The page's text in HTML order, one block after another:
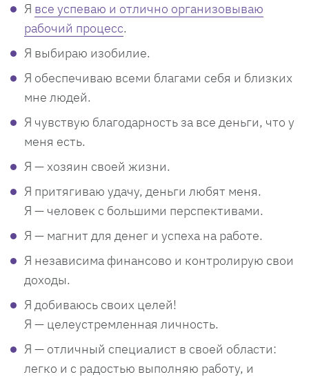
Я все успеваю и отлично организовываю
рабочий процесс.
Я выбираю изобилие.
Я обеспечиваю всеми благами себя и близких
мне людей.
Я чувствую благодарность за все деньги, что у
меня есть.
Я — хозяин своей жизни.
Я притягиваю удачу, деньги любят меня.
Я — человек с большими перспективами.
Я — магнит для денег и успеха на работе.
Я независима финансово и контролирую свои
доходы.
Я добиваюсь своих целей!
Я — целеустремленная личность.
Я — отличный специалист в своей области:
легко и с радостью выполняю работу, и